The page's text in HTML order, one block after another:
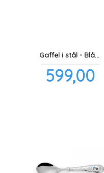
Gaffel i stål - Blå traktor
Pris
599,00inkl.
mva.